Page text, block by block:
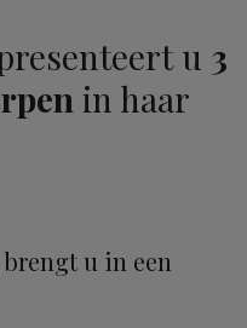
u 3
in haar
u in een